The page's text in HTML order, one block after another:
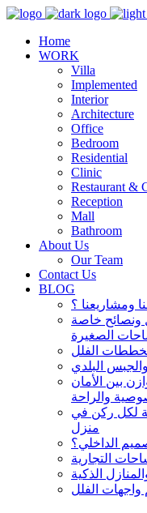
Home
WORK
Villa
Implemented
Interior
Architecture
Office
Bedroom
Residential
Clinic
Restaurant &
Reception
Mall
Bathroom
About Us
Our Team
Contact Us
BLOG
ومشاريعنا ؟
ونصائح خاصة
مخططات الفلل
البلدي
بين الأمان
والراحة
لكل ركن في
منزل
الداخلي؟
التجارية
الذكية
الفلل